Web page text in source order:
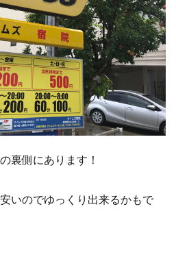
裏側にあります！
いのでゆっくり出来るかもで